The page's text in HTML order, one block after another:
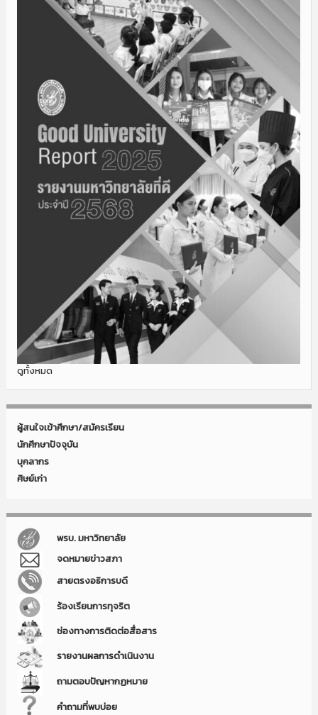
ดูทั้งหมด
ผู้สนใจเข้าศึกษา/สมัครเรียน
นักศึกษาปัจจุบัน
บุคลากร
ศิษย์เก่า
พรบ. มหาวิทยาลัย
จดหมายข่าวสภา
สายตรงอธิการบดี
ร้องเรียนการทุจริต
ช่องทางการติดต่อสื่อสาร
รายงานผลการดำเนินงาน
ถามตอบปัญหากฏหมาย
คำถามที่พบบ่อย